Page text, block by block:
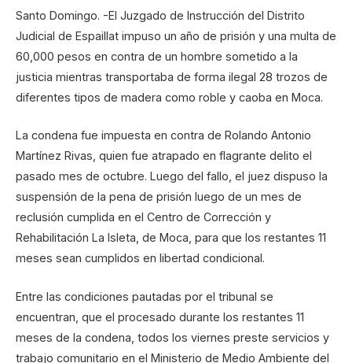
Santo Domingo. -El Juzgado de Instrucción del Distrito
Judicial de Espaillat impuso un año de prisión y una multa de
60,000 pesos en contra de un hombre sometido a la
justicia mientras transportaba de forma ilegal 28 trozos de
diferentes tipos de madera como roble y caoba en Moca.
La condena fue impuesta en contra de Rolando Antonio
Martínez Rivas, quien fue atrapado en flagrante delito el
pasado mes de octubre. Luego del fallo, el juez dispuso la
suspensión de la pena de prisión luego de un mes de
reclusión cumplida en el Centro de Corrección y
Rehabilitación La Isleta, de Moca, para que los restantes 11
meses sean cumplidos en libertad condicional.
Entre las condiciones pautadas por el tribunal se
encuentran, que el procesado durante los restantes 11
meses de la condena, todos los viernes preste servicios y
trabajo comunitario en el Ministerio de Medio Ambiente del